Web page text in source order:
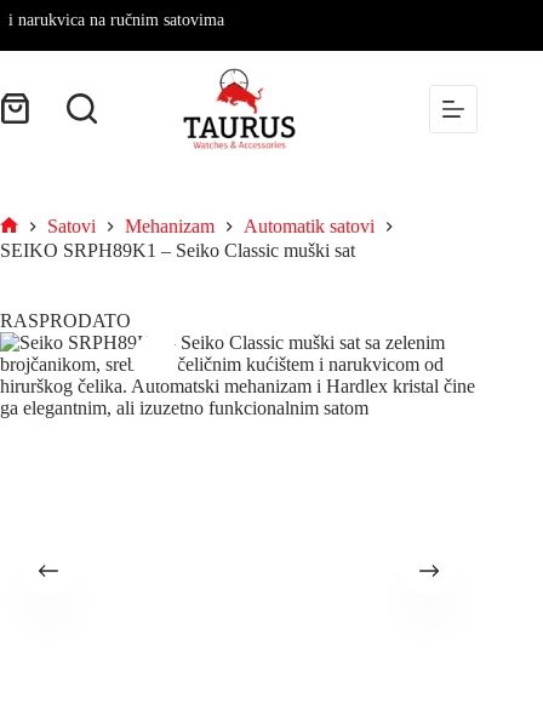
na ručnim satovima
Satovi Mehanizam
Automatik satovi
SEIKO SRPH89K1 – Seiko Classic muški sat
RASPRODATO